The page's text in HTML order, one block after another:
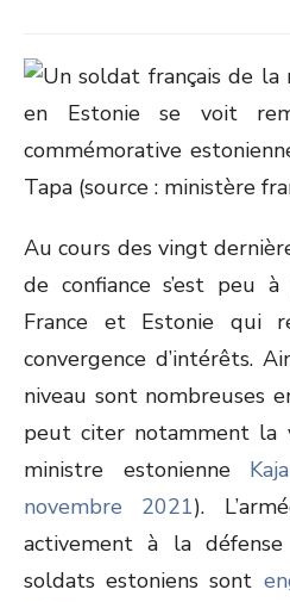
Au cours des vingt
de confiance s’est peu
France et Estonie qui
convergence d’intérêts.
niveau sont nombreuses
peut citer notamment la
ministre estonienne
novembre 2021).
activement à la
soldats estoniens sont